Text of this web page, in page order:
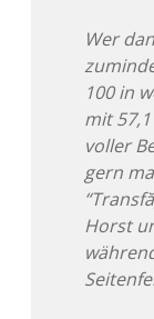
Wer
100 in
mit
voller
gern
Horst